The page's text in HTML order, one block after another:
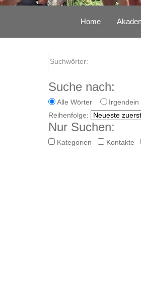
Home
Suche nach:
Alle Wörter Irgendein
Reihenfolge:
Nur Suchen:
Kategorien Kontakte